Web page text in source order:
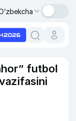
futbol